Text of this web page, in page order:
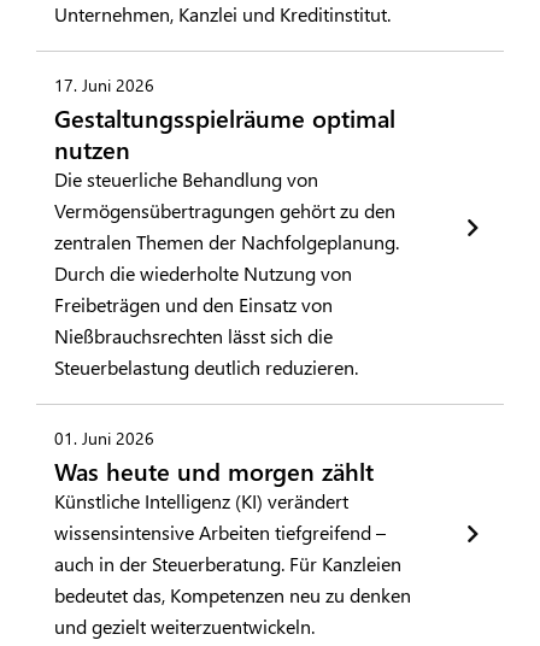
Unternehmen, Kanzlei und Kreditinstitut.
17. Juni 2026
Gestaltungsspielräume optimal
nutzen
Die steuerliche Behandlung von
Vermögensübertragungen gehört zu den
zentralen Themen der Nachfolgeplanung.
Durch die wiederholte Nutzung von
Freibeträgen und den Einsatz von
Nießbrauchsrechten lässt sich die
Steuerbelastung deutlich reduzieren.
01. Juni 2026
Was heute und morgen zählt
Künstliche Intelligenz (KI) verändert
wissensintensive Arbeiten tiefgreifend –
auch in der Steuerberatung. Für Kanzleien
bedeutet das, Kompetenzen neu zu denken
und gezielt weiterzuentwickeln.